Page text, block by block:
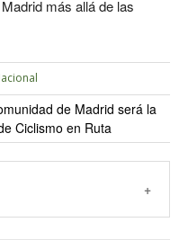
más allá de las
de Madrid será la
Ciclismo en Ruta